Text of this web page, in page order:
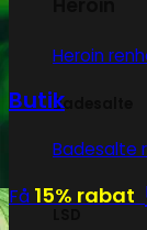
Heroin
Badesalte
Badesalte
Butik
Få 15% rabat